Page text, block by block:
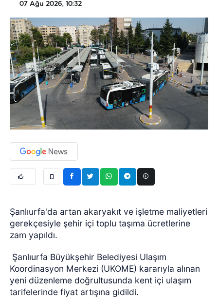
07 Ağu 2026, 10:32
Şanlıurfa'da artan akaryakıt ve işletme maliyetleri
gerekçesiyle şehir içi toplu taşıma ücretlerine
zam yapıldı.
Şanlıurfa Büyükşehir Belediyesi Ulaşım
Koordinasyon Merkezi (UKOME) kararıyla alınan
yeni düzenleme doğrultusunda kent içi ulaşım
tarifelerinde fiyat artışına gidildi.